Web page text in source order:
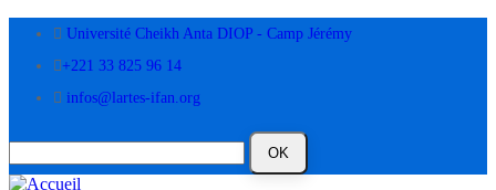
contenu
Université Cheikh Anta DIOP - Camp Jérémy
+221 33 825 96 14
infos@lartes-ifan.org